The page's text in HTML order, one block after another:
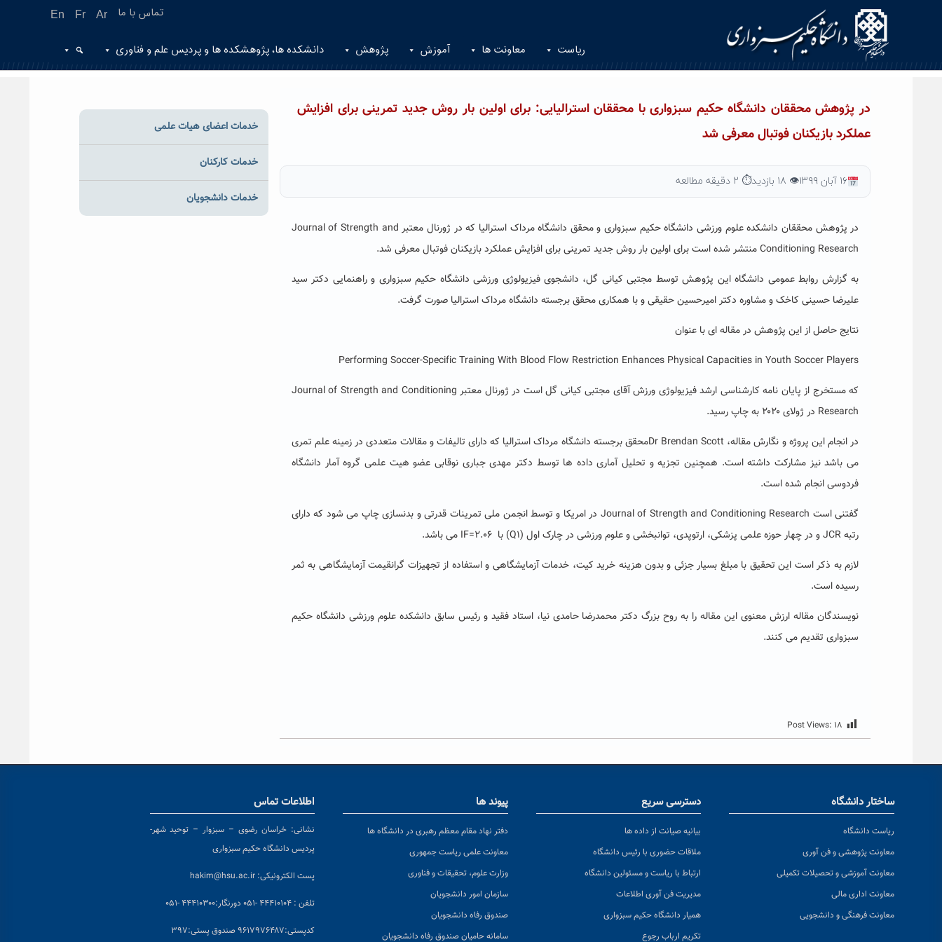
En Fr Ar تماس با ما
ریاست معاونت ها آموزش پژوهش دانشکده ها، پژوهشکده ها و پردیس علم و فناوری
در پژوهش محققان دانشگاه حکیم سبزواری با محققان استرالیایی: برای اولین بار روش جدید تمرینی برای افزایش
عملکرد بازیکنان فوتبال معرفی شد
۱۶ آبان ۱۳۹۹ 👁 ۱۸ بازدید ⏱ ۲ دقیقه مطالعه
در پژوهش محققان دانشکده علوم ورزشی دانشگاه حکیم سبزواری و محقق دانشگاه مرداک استرالیا که در ژورنال معتبر Journal of Strength and
Conditioning Research منتشر شده است برای اولین بار روش جدید تمرینی برای افزایش عملکرد بازیکنان فوتبال معرفی شد.
به گزارش روابط عمومی دانشگاه این پژوهش توسط مجتبی کیانی گل، دانشجوی فیزیولوژی ورزشی دانشگاه حکیم سبزواری و راهنمایی دکتر سید
علیرضا حسینی کاخک و مشاوره دکتر امیرحسین حقیقی و با همکاری محقق برجسته دانشگاه مرداک استرالیا صورت گرفت.
نتایج حاصل از این پژوهش در مقاله ای با عنوان
Performing Soccer-Specific Training With Blood Flow Restriction Enhances Physical Capacities in Youth Soccer Players
که مستخرج از پایان نامه کارشناسی ارشد فیزیولوژی ورزش آقای مجتبی کیانی گل است در ژورنال معتبر Journal of Strength and Conditioning
Research در ژولای ۲۰۲۰ به چاپ رسید.
در انجام این پروژه و نگارش مقاله، Dr Brendan Scottمحقق برجسته دانشگاه مرداک استرالیا که دارای تالیفات و مقالات متعددی در زمینه علم تمری
می باشد نیز مشارکت داشته است. همچنین تجزیه و تحلیل آماری داده ها توسط دکتر مهدی جباری نوقابی عضو هیت علمی گروه آمار دانشگاه
فردوسی انجام شده است.
گفتنی است Journal of Strength and Conditioning Research در امریکا و توسط انجمن ملی تمرینات قدرتی و بدنسازی چاپ می شود که دارای
رتبه JCR و در چهار حوزه علمی پزشکی، ارتوپدی، توانبخشی و علوم ورزشی در چارک اول (Q1) با IF=2.06 می باشد.
لازم به ذکر است این تحقیق با مبلغ بسیار جزئی و بدون هزینه خرید کیت، خدمات آزمایشگاهی و استفاده از تجهیزات گرانقیمت آزمایشگاهی به ثمر
رسیده است.
نویسندگان مقاله ارزش معنوی این مقاله را به روح بزرگ دکتر محمدرضا حامدی نیا، استاد فقید و رئیس سابق دانشکده علوم ورزشی دانشگاه حکیم
سبزواری تقدیم می کنند.
Post Views: ۱۸
خدمات اعضای هیات علمی
خدمات کارکنان
خدمات دانشجویان
ساختار دانشگاه
ریاست دانشگاه
معاونت پژوهشی و فن آوری
معاونت آموزشی و تحصیلات تکمیلی
معاونت اداری مالی
معاونت فرهنگی و دانشجویی
دسترسی سریع
بیانیه صیانت از داده ها
ملاقات حضوری با رئیس دانشگاه
ارتباط با ریاست و مسئولین دانشگاه
مدیریت فن آوری اطلاعات
همیار دانشگاه حکیم سبزواری
تکریم ارباب رجوع
پیوند ها
دفتر نهاد مقام معظم رهبری در دانشگاه ها
معاونت علمی ریاست جمهوری
وزارت علوم، تحقیقات و فناوری
سازمان امور دانشجویان
صندوق رفاه دانشجویان
سامانه حامیان صندوق رفاه دانشجویان
اطلاعات تماس
نشانی: خراسان رضوی – سبزوار – توحید شهر-
پردیس دانشگاه حکیم سبزواری
پست الکترونیکی: hakim@hsu.ac.ir
تلفن : ۴۴۴۱۰۱۰۴ -۰۵۱ دورنگار:۴۴۴۱۰۳۰۰ -۰۵۱
کدپستی:۹۶۱۷۹۷۶۴۸۷ صندوق پستی:۳۹۷